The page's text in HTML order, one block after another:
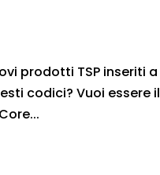
prodotti TSP inseriti a
codici? Vuoi essere il